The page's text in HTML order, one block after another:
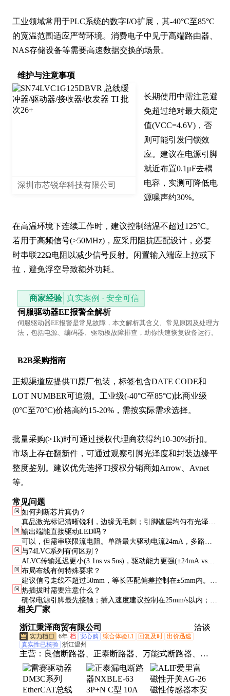
工业领域常用于PLC系统的数字I/O扩展，其-40°C至85°C
的宽温范围适应严苛环境。消费电子中见于高端路由器、
NAS存储设备等需要高速数据交换的场景。
维护与注意事项
深圳市芯锐华科技有限公司
长期使用中需注意避
免超过绝对最大额定
值(VCC=4.6V)，否
则可能引发闩锁效
应。建议在电源引脚
就近布置0.1μF去耦
电容，实测可降低电
源噪声约30%。
在高温环境下连续工作时，建议控制结温不超过125°C。
若用于高频信号(>50MHz)，应采用阻抗匹配设计，必要
时串联22Ω电阻以减少信号反射。闲置输入端应上拉或下
拉，避免浮空导致额外功耗。
商家经验 真实案例 · 安全可信
伺服驱动器EE报警全解析
伺服驱动器EE报警是常见故障，本文解析其含义、常见原因及处理方
法，包括电源、编码器、驱动板故障排查，助你快速恢复设备运行。
B2B采购指南
正规渠道应提供TI原厂包装，标签包含DATE CODE和
LOT NUMBER可追溯。工业级(-40°C至85°C)比商业级
(0°C至70°C)价格高约15-20%，需按实际需求选择。
批量采购(>1k)时可通过授权代理商获得约10-30%折扣。
市场上存在翻新件，可通过观察引脚光泽度和封装边缘平
整度鉴别。建议优先选择TI授权分销商如Arrow、Avnet
等。
常见问题
问 如何判断芯片真伪？
真品激光标记清晰锐利，边缘无毛刺；引脚镀层均匀有光泽；
X光检查可见内部键合线排列整齐。建议使用TI官方提供的样
品对比工具验证。
问 输出端能直接驱动LED吗？
可以，但需串联限流电阻。单路最大驱动电流24mA，多路同
时使用时需计算总电流是否超过封装功耗限制(500mW)。
问 与74LVC系列有何区别？
ALVC传输延迟更小(3.1ns vs 5ns)，驱动能力更强(±24mA vs
±12mA)，但价格高约20%。高频应用优选ALVC，成本敏感型
可选LVC。
问 布局布线有何特殊要求？
建议信号走线不超过50mm，等长匹配偏差控制在±5mm内。电
源走线宽度不小于15mil，最好采用星型拓扑供电，避免串
扰。
问 热插拔时需要注意什么？
确保电源引脚最先接触；插入速度建议控制在25mm/s以内；系
统侧应设计缓启动电路，限制浪涌电流在1A以下。
相关厂家
浙江秉泽商贸有限公司 洽谈
6年 档 安心购 综合体验L1 回复及时 出价迅速
真实性已核验 浙江温州
主营： 良信断路器、正泰断路器、万能式断路器、雷
赛驱动器、空气开关、交流接触器、塑壳断路器、智
能电表、框架断路器、接触器、接近开关、电能表、
变频器、电度表、亚德客气缸、亚德客电磁阀、SMC